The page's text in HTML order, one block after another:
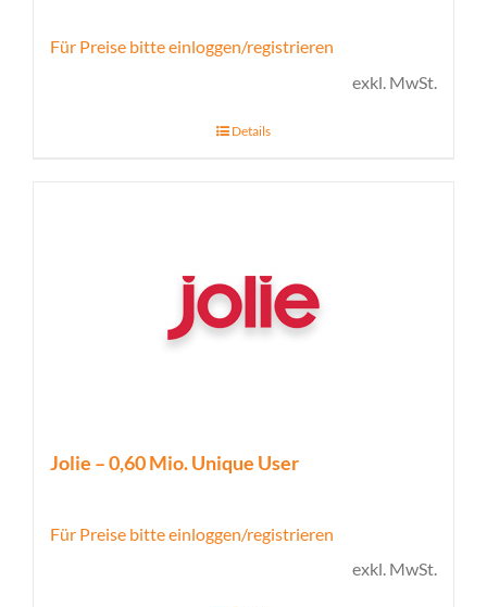
Für Preise bitte einloggen/registrieren
exkl. MwSt.
Details
Jolie – 0,60 Mio. Unique User
Für Preise bitte einloggen/registrieren
exkl. MwSt.